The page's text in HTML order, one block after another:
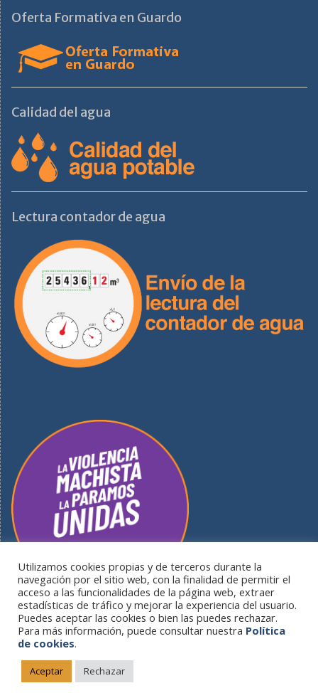
Oferta Formativa en Guardo
Calidad del agua
Lectura contador de agua
Ayuntamiento S/N - 34880 Guardo (Palencia) |
cookies|Aviso legal
Utilizamos cookies propias y de terceros durante la
navegación por el sitio web, con la finalidad de permitir el
acceso a las funcionalidades de la página web, extraer
estadísticas de tráfico y mejorar la experiencia del usuario.
Puedes aceptar las cookies o bien las puedes rechazar.
Para más información, puede consultar nuestra Política
de cookies.
Aceptar Rechazar